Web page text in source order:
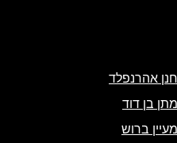
חנן אהרנפלד
מתן בן דוד
מעיין ברוש